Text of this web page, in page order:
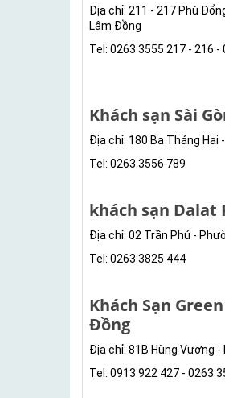
Địa chỉ: 211 - 217 Phù
Lâm Đồng
Tel: 0263 3555 217 - 216 -
Khách sạn Sài
Địa chỉ: 180 Ba Tháng Hai
Tel: 0263 3556 789
khách sạn Dalat
Địa chỉ: 02 Trần Phú -
Tel: 0263 3825 444
Khách Sạn
Đồng
Địa chỉ: 81B Hùng Vương
Tel: 0913 922 427 - 0263